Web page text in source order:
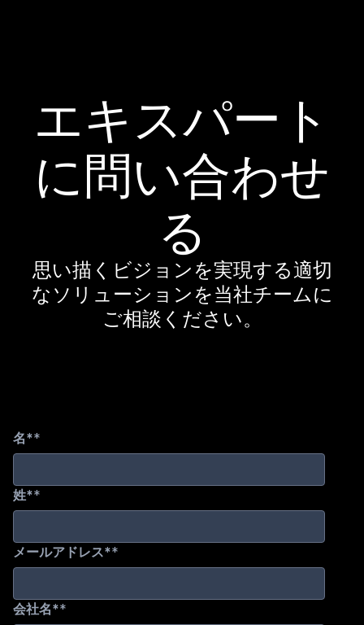
エキスパート
に問い合わせ
る
思い描くビジョンを実現する適切
なソリューションを当社チームに
ご相談ください。